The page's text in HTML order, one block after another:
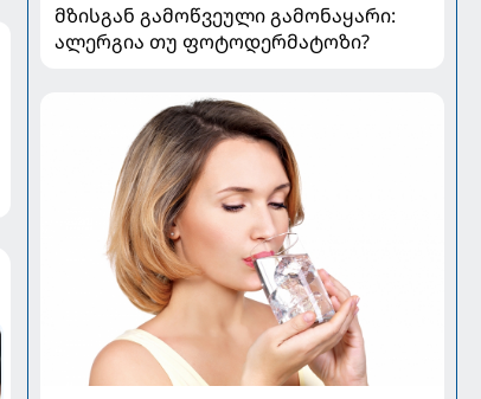
მზისგან გამოწვეული გამონაყარი:
ალერგია თუ ფოტოდერმატოზი?